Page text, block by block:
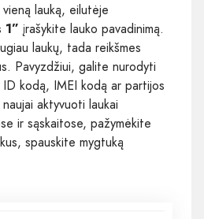
lauką, eilutėje
1” įrašykite lauko pavadinimą.
laukų, tada reikšmes
Pavyzdžiui, galite nurodyti
kodą, IMEI kodą ar partijos
aktyvuoti laukai
ir sąskaitose, pažymėkite
spauskite mygtuką